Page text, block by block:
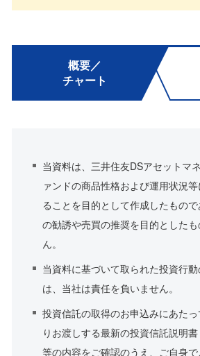
概要／
チャート
当資料は、三井住友DSアセットマ
ァンドの商品性格および運用状況
ることを目的として作成したもの
の勧誘や売買の推奨を目的とした
ん。
当資料に基づいて取られた投資行
は、当社は責任を負いません。
投資信託の取得のお申込みにあた
りお渡しする最新の投資信託説明書
等の内容をご確認のうえ、ご自身で